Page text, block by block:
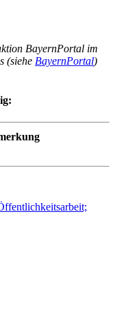
BayernPortal im
(siehe BayernPortal)